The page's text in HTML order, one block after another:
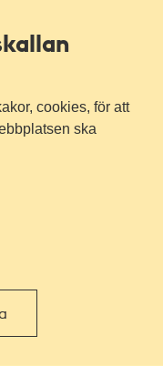
cookies, för att
ska